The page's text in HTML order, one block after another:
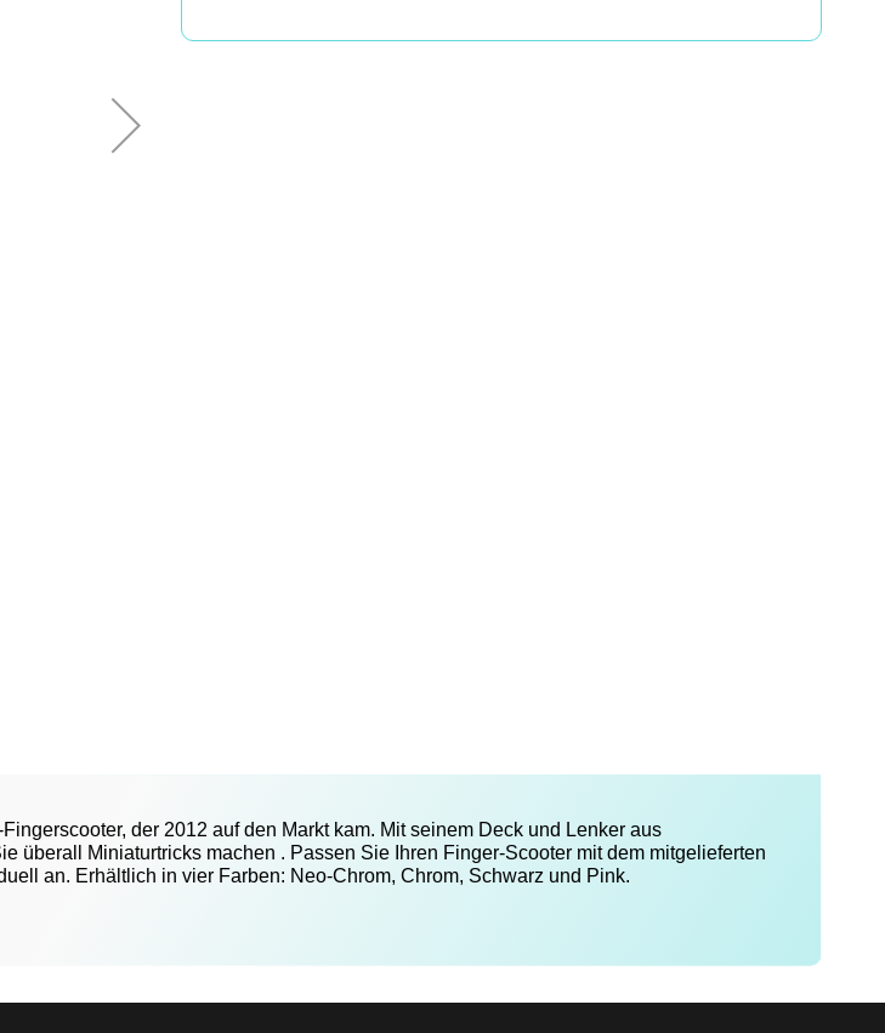
der 2012 auf den Markt kam. Mit seinem Deck und Lenker aus
überall Miniaturtricks machen . Passen Sie Ihren Finger-Scooter mit dem mitgelieferten
an. Erhältlich in vier Farben: Neo-Chrom, Chrom, Schwarz und Pink.